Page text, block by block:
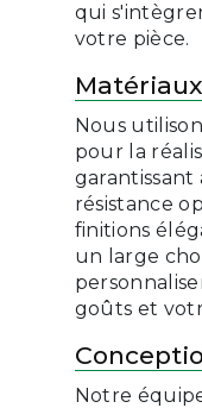
qui
votre pièce.
Nous
pour la
résistance
finitions
un large
goûts et
Notre